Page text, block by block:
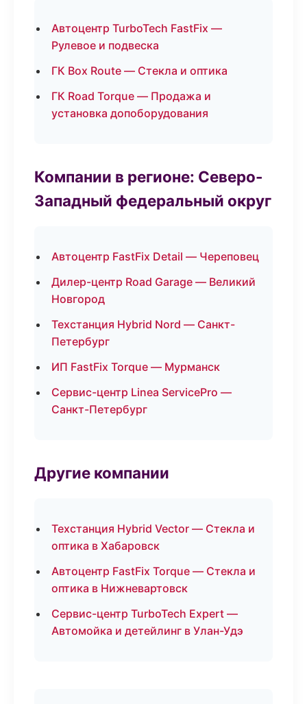
Автоцентр TurboTech FastFix —
Рулевое и подвеска
ГК Box Route — Стекла и оптика
ГК Road Torque — Продажа и
установка допоборудования
Компании в регионе: Северо-
Западный федеральный округ
Автоцентр FastFix Detail — Череповец
Дилер-центр Road Garage — Великий
Новгород
Техстанция Hybrid Nord — Санкт-
Петербург
ИП FastFix Torque — Мурманск
Сервис-центр Linea ServicePro —
Санкт-Петербург
Другие компании
Техстанция Hybrid Vector — Стекла и
оптика в Хабаровск
Автоцентр FastFix Torque — Стекла и
оптика в Нижневартовск
Сервис-центр TurboTech Expert —
Автомойка и детейлинг в Улан-Удэ